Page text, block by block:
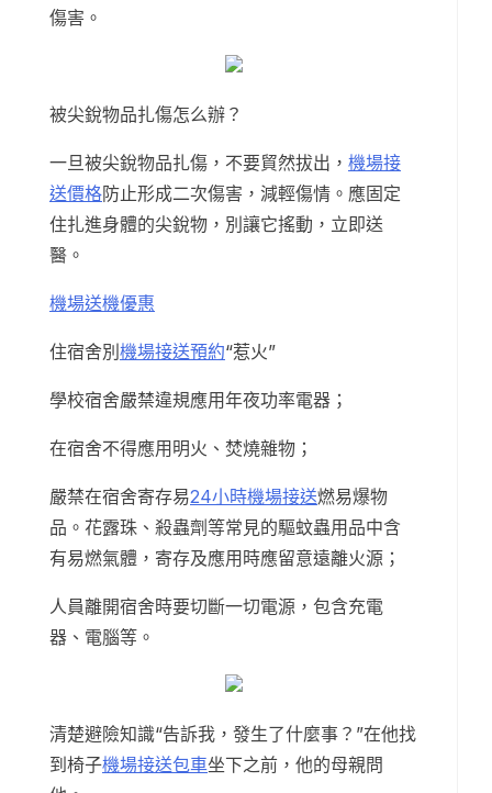
傷害。
被尖銳物品扎傷怎么辦？
一旦被尖銳物品扎傷，不要貿然拔出， 機場接
送價格防止形成二次傷害，減輕傷情。應固定
住扎進身體的尖銳物，別讓它搖動，立即送
醫。
機場送機優惠
住宿舍別 機場接送預約“惹火”
學校宿舍嚴禁違規應用年夜功率電器；
在宿舍不得應用明火、焚燒雜物；
嚴禁在宿舍寄存易24小時機場接送燃易爆物
品。花露珠、殺蟲劑等常見的驅蚊蟲用品中含
有易燃氣體，寄存及應用時應留意遠離火源；
人員離開宿舍時要切斷一切電源，包含充電
器、電腦等。
清楚避險知識“告訴我，發生了什麼事？”在他找
到椅子機場接送包車坐下之前，他的母親問